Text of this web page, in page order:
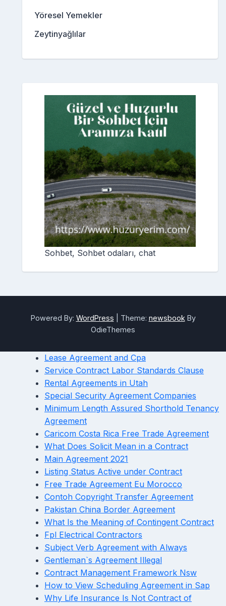
Yöresel Yemekler
Zeytinyağlılar
Sohbet, Sohbet odaları, chat
Powered By: WordPress Theme: newsbook By
OdieThemes
Lease Agreement and Cpa
Service Contract Labor Standards Clause
Rental Agreements in Utah
Special Security Agreement Companies
Minimum Length Assured Shorthold Tenancy
Agreement
Caricom Costa Rica Free Trade Agreement
What Does Solicit Mean in a Contract
Main Agreement 2021
Listing Status Active under Contract
Free Trade Agreement Eu Morocco
Contoh Copyright Transfer Agreement
Pakistan China Border Agreement
What Is the Meaning of Contingent Contract
Fpl Electrical Contractors
Subject Verb Agreement with Always
Gentleman`s Agreement Illegal
Contract Management Framework Nsw
How to View Scheduling Agreement in Sap
Why Life Insurance Is Not Contract of